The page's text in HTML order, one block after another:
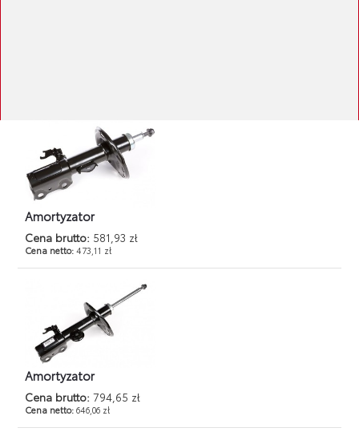
Amortyzator
Cena brutto: 581,93 zł
Cena netto:473,11 zł
Amortyzator
Cena brutto: 794,65 zł
Cena netto:646,06 zł